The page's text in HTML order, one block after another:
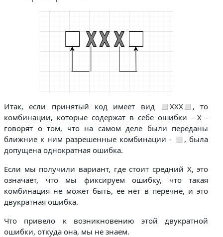
Итак, если принятый код имеет вид ◻ХХХ◻, то
комбинации, которые содержат в себе ошибки - Х -
говорят о том, что на самом деле были переданы
ближние к ним разрешенные комбинации - ◻, была
допущена однократная ошибка.
Если мы получили вариант, где стоит средний Х, это
означает, что мы фиксируем ошибку, что такая
комбинация не может быть, ее нет в перечне, и это
двукратная ошибка.
Что привело к возникновению этой двукратной
ошибки, откуда она, мы не знаем.